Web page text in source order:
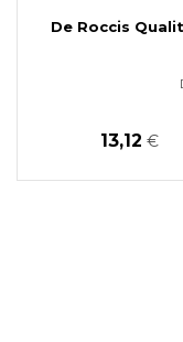
De Roccis
13,12 €